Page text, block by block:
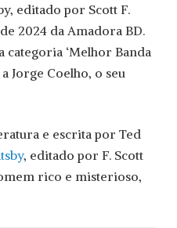
editado por Scott F.
2024 da Amadora BD.
categoria ‘Melhor Banda
Jorge Coelho, o seu
e escrita por Ted
, editado por F. Scott
rico e misterioso,